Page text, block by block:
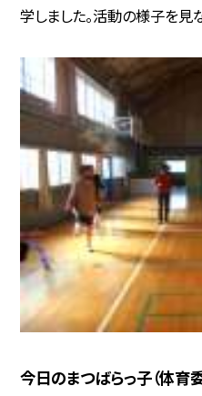
学しました。活動の様子を見
今日のまつばらっ子（体育